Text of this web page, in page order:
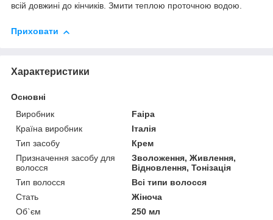
всій довжині до кінчиків. Змити теплою проточною водою.
Приховати
Характеристики
Основні
Виробник
Faipa
Країна виробник
Італія
Тип засобу
Крем
Призначення засобу для
волосся
Зволоження, Живлення,
Відновлення, Тонізація
Тип волосся
Всі типи волосся
Стать
Жіноча
Об`єм
250 мл